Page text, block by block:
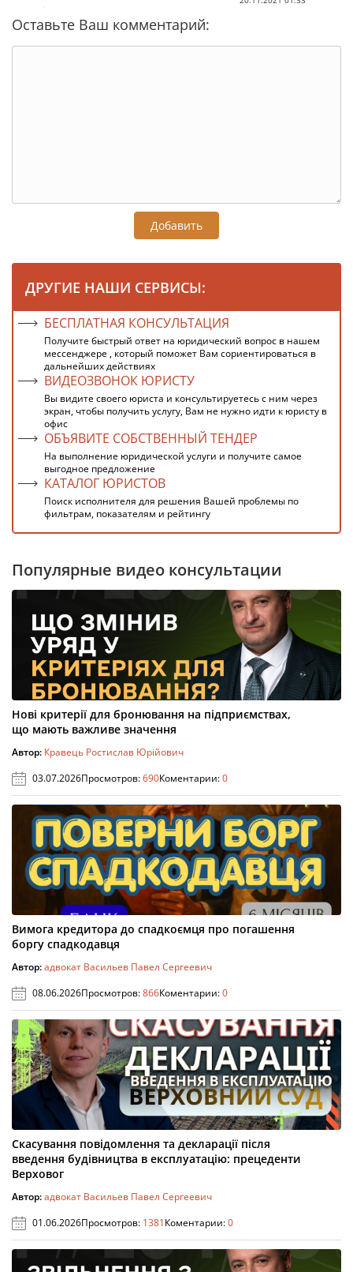
Оставьте Ваш комментарий:
Добавить
ДРУГИЕ НАШИ СЕРВИСЫ:
БЕСПЛАТНАЯ КОНСУЛЬТАЦИЯ
Получите быстрый ответ на юридический вопрос в нашем
мессенджере , который поможет Вам сориентироваться в
дальнейших действиях
ВИДЕОЗВОНОК ЮРИСТУ
Вы видите своего юриста и консультируетесь с ним через
экран, чтобы получить услугу, Вам не нужно идти к юристу в
офис
ОБЪЯВИТЕ СОБСТВЕННЫЙ ТЕНДЕР
На выполнение юридической услуги и получите самое
выгодное предложение
КАТАЛОГ ЮРИСТОВ
Поиск исполнителя для решения Вашей проблемы по
фильтрам, показателям и рейтингу
Популярные видео консультации
Нові критерії для бронювання на підприємствах,
що мають важливе значення
Автор: Кравець Ростислав Юрійович
03.07.2026Просмотров:690Коментарии:0
Вимога кредитора до спадкоємця про погашення
боргу спадкодавця
Автор:адвокат Васильев Павел Сергеевич
08.06.2026Просмотров:866Коментарии:0
Скасування повідомлення та декларації після
введення будівництва в експлуатацію: прецеденти
Верховог
Автор:адвокат Васильев Павел Сергеевич
01.06.2026Просмотров: 1381Коментарии:0